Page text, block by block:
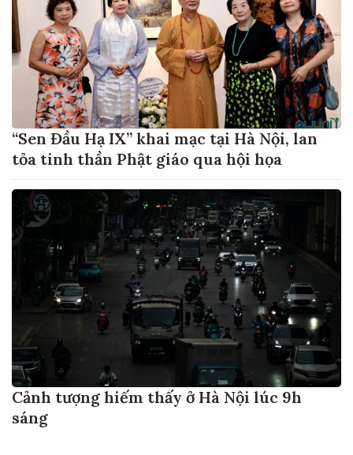
“Sen Đầu Hạ IX” khai mạc tại Hà Nội, lan
tỏa tinh thần Phật giáo qua hội họa
Cảnh tượng hiếm thấy ở Hà Nội lúc 9h
sáng